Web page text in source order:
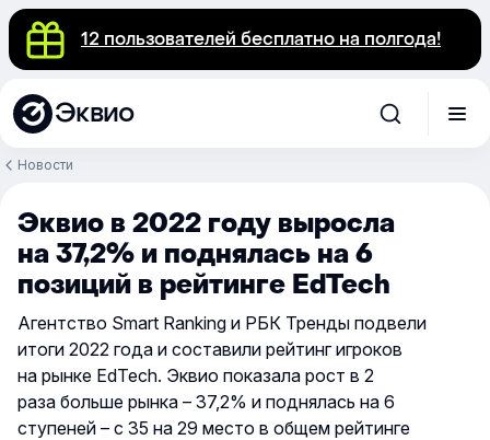
12 пользователей бесплатно на полгода!
Эквио
Новости
Эквио в 2022 году выросла
на 37,2% и поднялась на 6
позиций в рейтинге EdTech
Агентство Smart Ranking и РБК Тренды подвели
итоги 2022 года и составили рейтинг игроков
на рынке EdTech. Эквио показала рост в 2
раза больше рынка – 37,2% и поднялась на 6
ступеней – с 35 на 29 место в общем рейтинге